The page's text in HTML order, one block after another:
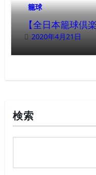
籠球
【全日本籠球倶
2020年4月21日
検索